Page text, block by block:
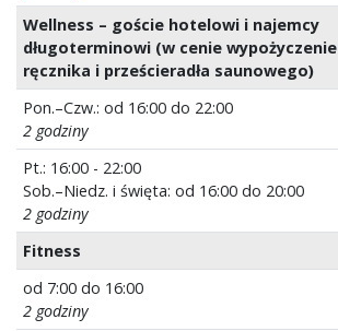
Wellness – goście hotelowi i najemcy
długoterminowi (w cenie wypożyczenie
ręcznika i prześcieradła saunowego)
Pon.–Czw.: od 16:00 do 22:00
2 godziny
Pt.: 16:00 - 22:00
Sob.–Niedz. i święta: od 16:00 do 20:00
2 godziny
Fitness
od 7:00 do 16:00
2 godziny